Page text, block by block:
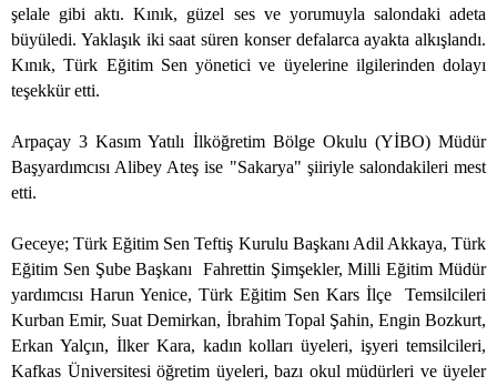
şelale gibi aktı. Kınık, güzel ses ve yorumuyla salondaki adeta
büyüledi. Yaklaşık iki saat süren konser defalarca ayakta alkışlandı.
Kınık, Türk Eğitim Sen yönetici ve üyelerine ilgilerinden dolayı
teşekkür etti.
Arpaçay 3 Kasım Yatılı İlköğretim Bölge Okulu (YİBO) Müdür
Başyardımcısı Alibey Ateş ise "Sakarya" şiiriyle salondakileri mest
etti.
Geceye; Türk Eğitim Sen Teftiş Kurulu Başkanı Adil Akkaya, Türk
Eğitim Sen Şube Başkanı
Fahrettin Şimşekler, Milli Eğitim Müdür
yardımcısı Harun Yenice, Türk Eğitim Sen Kars İlçe
Temsilcileri
Kurban Emir, Suat Demirkan, İbrahim Topal Şahin, Engin Bozkurt,
Erkan Yalçın, İlker Kara, kadın kolları üyeleri, işyeri temsilcileri,
Kafkas Üniversitesi öğretim üyeleri, bazı okul müdürleri ve üyeler